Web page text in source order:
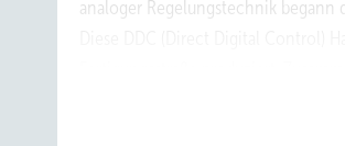
analoger Regelungstechnik